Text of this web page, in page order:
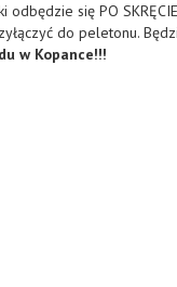
się PO
do peletonu.
w Kopance!!!